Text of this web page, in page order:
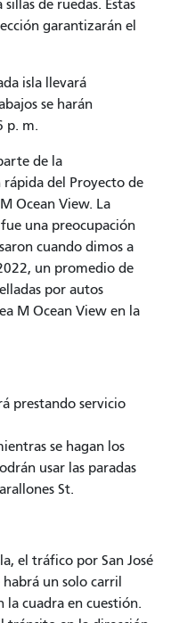
de ruedas. Estas
garantizarán el
isla llevará
se harán
p. m.
de la
del Proyecto de
Ocean View. La
una preocupación
cuando dimos a
un promedio de
por autos
M Ocean View en la
prestando servicio
se hagan los
usar las paradas
St.
el tráfico por San José
un solo carril
la cuadra en cuestión.